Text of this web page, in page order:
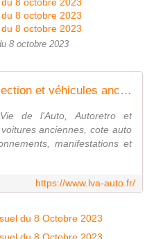
8 octobre 2023
LVA Auto : voitures de collection et véhicules anciens pour les passionnés
de l'Auto, Autoretro et
anciennes, cote auto
manifestations et
https://www.lva-auto.fr/